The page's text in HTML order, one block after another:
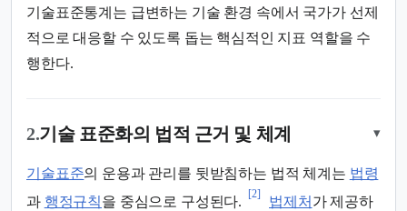
기술표준통계는 급변하는 기술 환경 속에서 국가가 선제
적으로 대응할 수 있도록 돕는 핵심적인 지표 역할을 수
행한다.
2.기술 표준화의 법적 근거 및 체계 ▾
기술표준의 운용과 관리를 뒷받침하는 법적 체계는 법령
과 행정규칙을 중심으로 구성된다.
[2]
법제처 가 제공하